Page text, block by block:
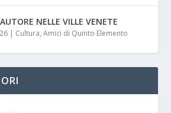
NELLE VILLE VENETE
| Cultura,Amici di Quinto Elemento